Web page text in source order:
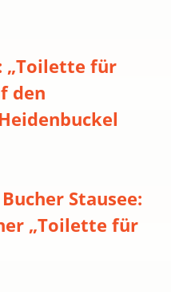
„Toilette für
den
Stausee:
„Toilette für